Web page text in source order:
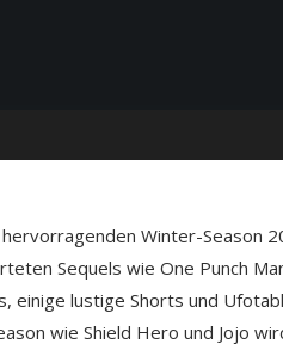
Winter-Season
Sequels wie One Punch
einige lustige Shorts und
wie Shield Hero und Jojo